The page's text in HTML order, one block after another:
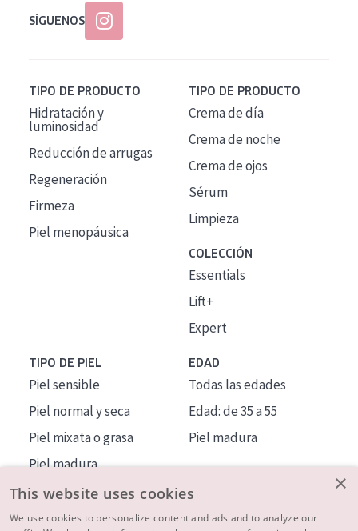
SÍGUENOS
TIPO DE PRODUCTO
Hidratación y
luminosidad
Reducción de arrugas
Regeneración
Firmeza
Piel menopáusica
TIPO DE PRODUCTO
Crema de día
Crema de noche
Crema de ojos
Sérum
Limpieza
COLECCIÓN
Essentials
Lift+
Expert
TIPO DE PIEL
Piel sensible
Piel normal y seca
Piel mixata o grasa
Piel madura
Piel expuesta al sol
Piel menopáusica
EDAD
Todas las edades
Edad: de 35 a 55
Piel madura
×
This website uses cookies
We use cookies to personalize content and ads and to analyze our